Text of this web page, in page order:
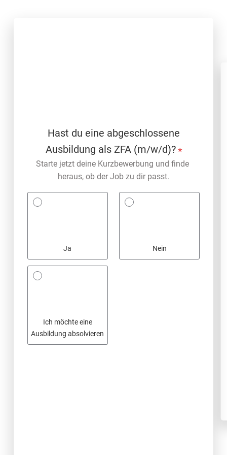
Hast du eine abgeschlossene
Ausbildung als ZFA (m/w/d)?*
Starte jetzt deine Kurzbewerbung und finde
heraus, ob der Job zu dir passt.
Ja Nein
Ich möchte eine
Ausbildung absolvieren